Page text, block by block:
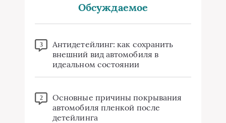
Обсуждаемое
3
Антидетейлинг: как сохранить
внешний вид автомобиля в
идеальном состоянии
2
Основные причины покрывания
автомобиля пленкой после
детейлинга